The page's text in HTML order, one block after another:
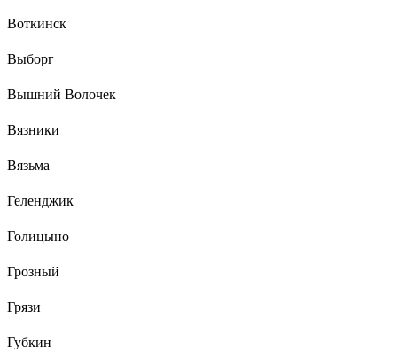
Воткинск
Выборг
Вышний Волочек
Вязники
Вязьма
Геленджик
Голицыно
Грозный
Грязи
Губкин